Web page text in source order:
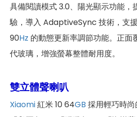
具備閱讀模式 3.0、陽光顯示功能，
驗，導入 AdaptiveSync 技術，支
90Hz 的動態更新率調節功能。正面
代玻璃，增強螢幕整體耐用度。
雙立體聲喇叭
Xiaomi紅米 10 64GB 採用輕巧時